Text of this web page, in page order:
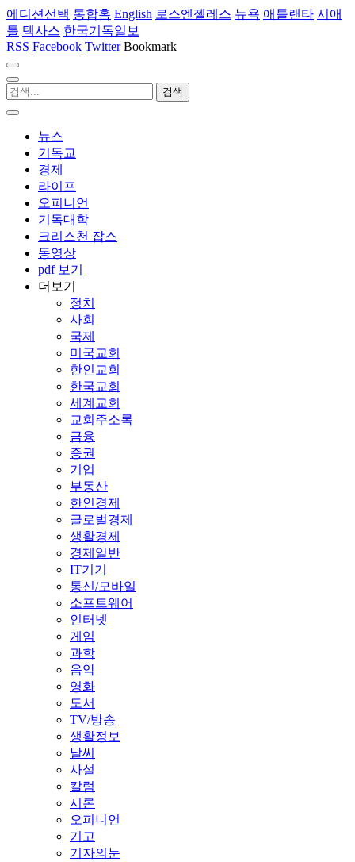
에디션선택 통합홈 English 로스엔젤레스 뉴욕 애틀랜타 시애
틀 텍사스 한국기독일보
RSS Facebook Twitter Bookmark
뉴스
기독교
경제
라이프
오피니언
기독대학
크리스천 잡스
동영상
pdf 보기
더보기
정치
사회
국제
미국교회
한인교회
한국교회
세계교회
교회주소록
금융
증권
기업
부동산
한인경제
글로벌경제
생활경제
경제일반
IT기기
통신/모바일
소프트웨어
인터넷
게임
과학
음악
영화
도서
TV/방송
생활정보
날씨
사설
칼럼
시론
오피니언
기고
기자의눈